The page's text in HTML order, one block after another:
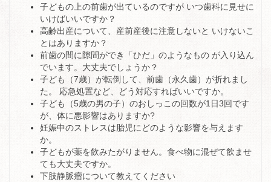
子どもの上の前歯が出ているのですが いつ歯科に見せに
いけばいいですか？
高齢出産について、産前産後に注意しないと いけないこ
とはありますか？
前歯の間に隙間ができ「ひだ」のようなもの が入り込ん
でいます。大丈夫でしょうか？
子ども（7歳）が転倒して、前歯（永久歯）が折れまし
た。 応急処置など、どう対応すればいいですか。
子ども（5歳の男の子）のおしっこの回数が1日3回です
が、体に悪影響はありますか?
妊娠中のストレスは胎児にどのような影響を与えます
か。
子どもが薬を飲みたがりません。食べ物に混ぜて飲ませ
ても大丈夫ですか。
下肢静脈瘤について教えてください